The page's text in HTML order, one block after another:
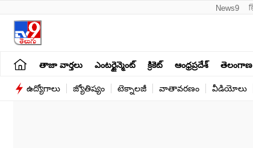
News9
తాజా వార్తలు ఎంటర్టైన్మెంట్ క్రికెట్ ఆంధ్రప్రదేశ్ తెలంగాణ
ఉద్యోగాలు జ్యోతిష్యం టెక్నాలజీ వాతావరణం వీడియోలు